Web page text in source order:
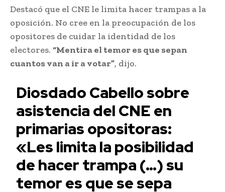
Destacó que el CNE le limita hacer trampas a la
oposición. No cree en la preocupación de los
opositores de cuidar la identidad de los
electores. “Mentira el temor es que sepan
cuantos van a ir a votar”, dijo.
Diosdado Cabello sobre
asistencia del CNE en
primarias opositoras:
«Les limita la posibilidad
de hacer trampa (…) su
temor es que se sepa